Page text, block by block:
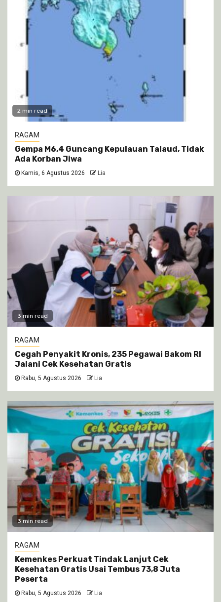
2 min read
RAGAM
Gempa M6,4 Guncang Kepulauan Talaud, Tidak
Ada Korban Jiwa
Kamis, 6 Agustus 2026 Lia
3 min read
RAGAM
Cegah Penyakit Kronis, 235 Pegawai Bakom RI
Jalani Cek Kesehatan Gratis
Rabu, 5 Agustus 2026 Lia
3 min read
RAGAM
Kemenkes Perkuat Tindak Lanjut Cek
Kesehatan Gratis Usai Tembus 73,8 Juta
Peserta
Rabu, 5 Agustus 2026 Lia